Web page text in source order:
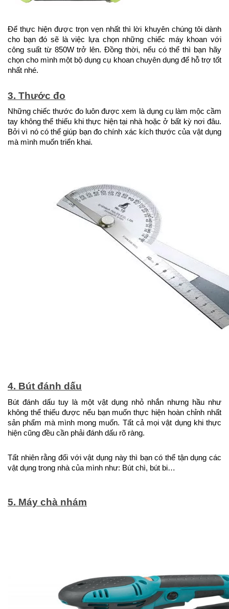
Để thực hiện được trọn vẹn nhất thì lời khuyên chúng tôi dành
cho bạn đó sẽ là việc lựa chọn những chiếc máy khoan với
công suất từ 850W trở lên. Đồng thời, nếu có thể thì bạn hãy
chọn cho mình một bộ dụng cụ khoan chuyên dụng để hỗ trợ tốt
nhất nhé.
3. Thước đo
Những chiếc thước đo luôn được xem là dụng cụ làm mộc cầm
tay không thể thiếu khi thực hiện tại nhà hoặc ở bất kỳ nơi đâu.
Bởi vì nó có thể giúp bạn đo chính xác kích thước của vật dụng
mà mình muốn triển khai.
4. Bút đánh dấu
Bút đánh dấu tuy là một vật dụng nhỏ nhắn nhưng hầu như
không thể thiếu được nếu bạn muốn thực hiện hoàn chỉnh nhất
sản phẩm mà mình mong muốn. Tất cả mọi vật dụng khi thực
hiện cũng đều cần phải đánh dấu rõ ràng.
Tất nhiên rằng đối với vật dụng này thì bạn có thể tận dụng các
vật dụng trong nhà của mình như: Bút chì, bút bi…
5. Máy chà nhám